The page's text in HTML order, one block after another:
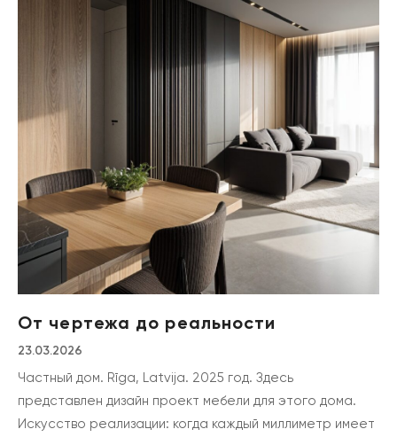
От чертежа до реальности
23.03.2026
Частный дом. Rīga, Latvija. 2025 год. Здесь
представлен дизайн проект мебели для этого дома.
Искусство реализации: когда каждый миллиметр имеет